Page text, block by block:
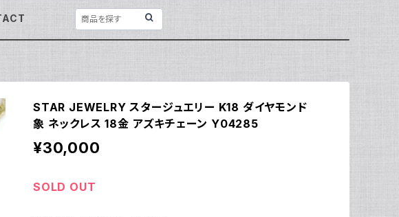
STAR JEWELRY スタージュエリー K18 ダイヤモンド
象 ネックレス 18金 アズキチェーン Y04285
¥30,000
SOLD OUT